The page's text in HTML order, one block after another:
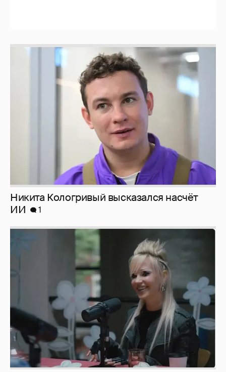
Никита Кологривый высказался насчёт
ИИ
1